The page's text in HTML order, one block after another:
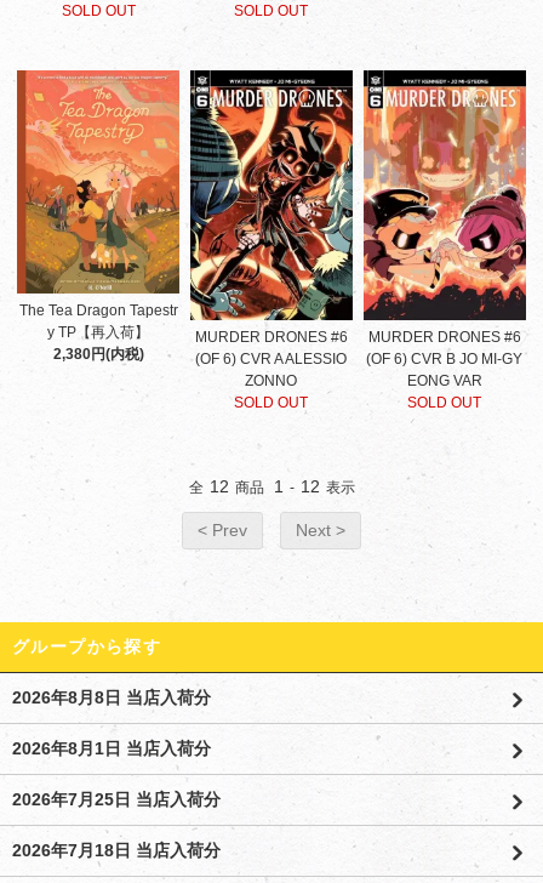
SOLD OUT
SOLD OUT
The Tea Dragon Tapestr
y TP【再入荷】
2,380円(内税)
MURDER DRONES #6
(OF 6) CVR A ALESSIO
ZONNO
SOLD OUT
MURDER DRONES #6
(OF 6) CVR B JO MI-GY
EONG VAR
SOLD OUT
全 12 商品 1 - 12 表示
< Prev Next >
グループから探す
2026年8月8日 当店入荷分
2026年8月1日 当店入荷分
2026年7月25日 当店入荷分
2026年7月18日 当店入荷分